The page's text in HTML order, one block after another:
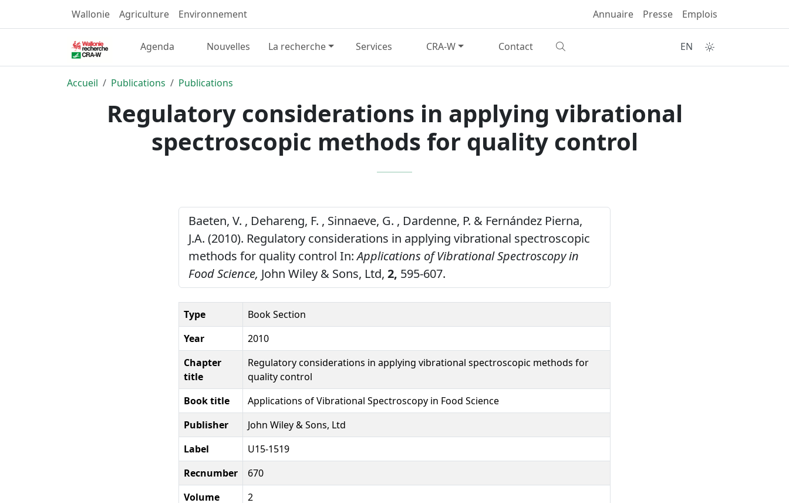
Wallonie Agriculture Environnement Annuaire Presse Emplois
Agenda Nouvelles La recherche Services CRA-W Contact EN
Accueil Publications Publications
Regulatory considerations in applying vibrational
spectroscopic methods for quality control
Baeten, V. , Dehareng, F. , Sinnaeve, G. , Dardenne, P. & Fernández Pierna,
J.A. (2010). Regulatory considerations in applying vibrational spectroscopic
methods for quality control In:Applications of Vibrational Spectroscopy in
Food Science, John Wiley & Sons, Ltd, 2, 595-607.
Type
Book Section
Year
2010
Chapter
title
Regulatory considerations in applying vibrational spectroscopic methods for
quality control
Book title
Applications of Vibrational Spectroscopy in Food Science
Publisher
John Wiley & Sons, Ltd
Label
U15-1519
Recnumber
670
Volume
2